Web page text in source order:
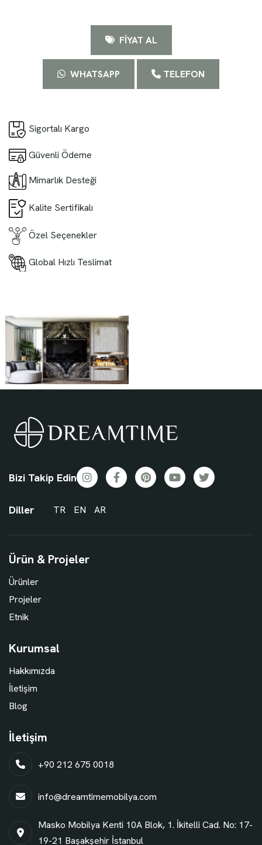
FİYAT AL
WHATSAPP TELEFON
Sigortalı Kargo
Güvenli Ödeme
Mimarlık Desteği
Kalite Sertifikalı
Özel Seçenekler
Global Hızlı Teslimat
Bizi Takip Edin
Diller TR EN AR
Ürün & Projeler
Ürünler
Projeler
Etnik
Kurumsal
Hakkımızda
İletişim
Blog
İletişim
+90 212 675 0018
info@dreamtimemobilya.com
Masko Mobilya Kenti 10A Blok, 1. İkitelli Cad. No: 17-
19-21 Başakşehir İstanbul